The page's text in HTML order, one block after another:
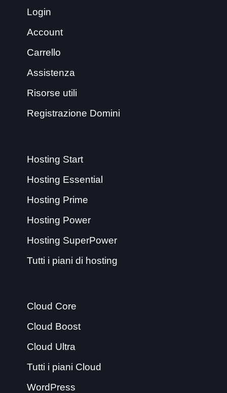
Login
Account
Carrello
Assistenza
Risorse utili
Registrazione Domini
Hosting Start
Hosting Essential
Hosting Prime
Hosting Power
Hosting SuperPower
Tutti i piani di hosting
Cloud Core
Cloud Boost
Cloud Ultra
Tutti i piani Cloud
WordPress